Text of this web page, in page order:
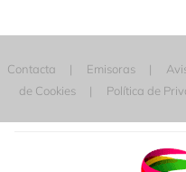
Contacta Emisoras
de Cookies
Política de